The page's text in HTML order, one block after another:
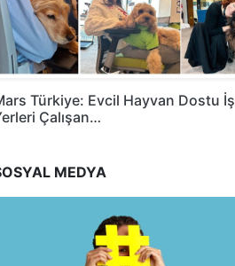
Türkiye: Evcil Hayvan Dostu İş
Çalışan…
MEDYA